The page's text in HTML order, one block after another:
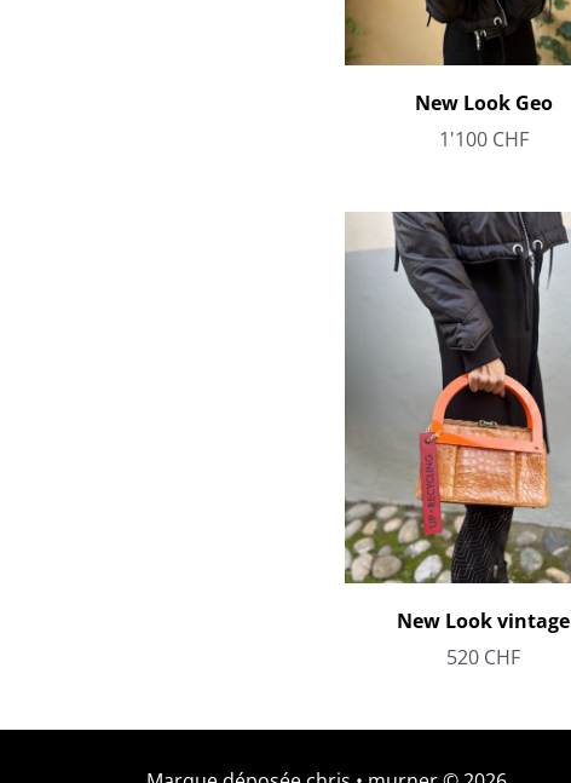
New Look Geo
1'100 CHF
New Look vintage
520 CHF